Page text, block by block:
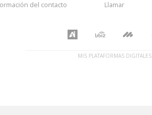
del contacto Llamar
MIS PLATAFORMAS DIGITALES